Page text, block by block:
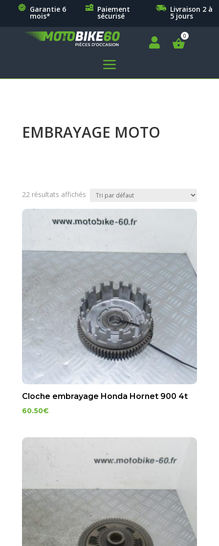
Garantie 6
mois*
Paiement
sécurisé
Livraison 2 à
5 jours

a
EMBRAYAGE MOTO
22 résultats affichés
Cloche embrayage Honda Hornet 900 4t
60.50€